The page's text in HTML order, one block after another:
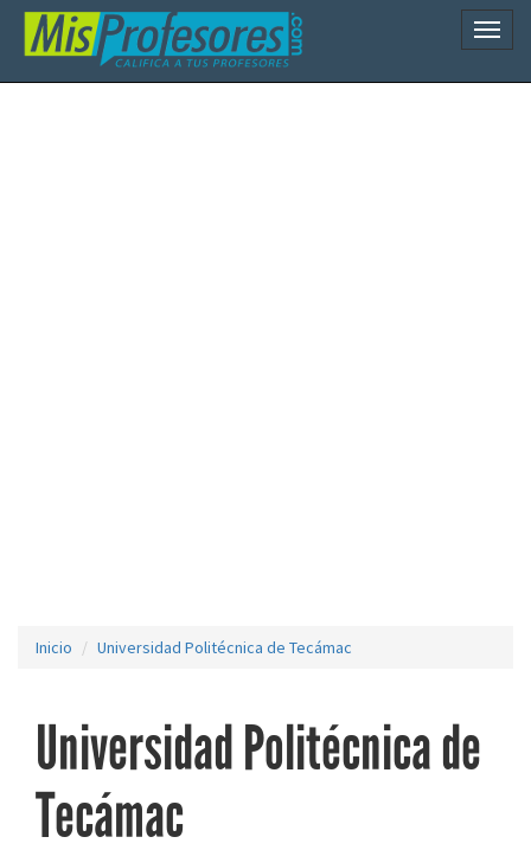
Inicio Universidad Politécnica de Tecámac
Universidad Politécnica de
Tecámac